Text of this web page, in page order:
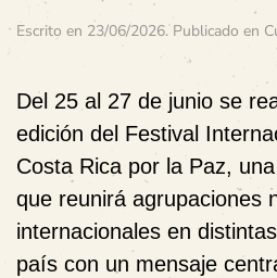
Escrito en 23/06/2026. Publicado en
Del 25 al 27 de junio se
edición del Festival
Costa Rica por la Paz,
que reunirá agrupaciones
internacionales en
país con un mensaje